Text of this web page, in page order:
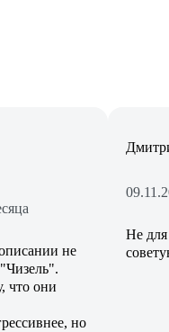
не
что они
но
Не для